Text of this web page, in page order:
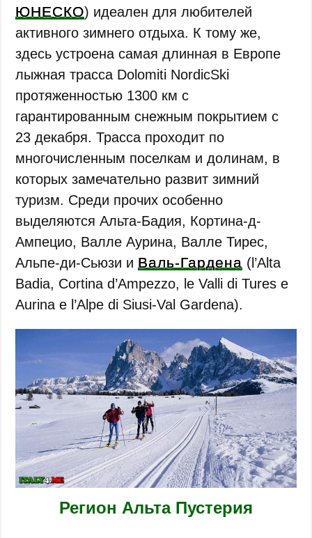
ЮНЕСКО) идеален для любителей
активного зимнего отдыха. К тому же,
здесь устроена самая длинная в Европе
лыжная трасса Dolomiti NordicSki
протяженностью 1300 км с
гарантированным снежным покрытием с
23 декабря. Трасса проходит по
многочисленным поселкам и долинам, в
которых замечательно развит зимний
туризм. Среди прочих особенно
выделяются Альта-Бадия, Кортина-д-
Ампецио, Валле Аурина, Валле Тирес,
Альпе-ди-Сьюзи и Валь-Гардена (l’Alta
Badia, Cortina d’Ampezzo, le Valli di Tures e
Aurina e l’Alpe di Siusi-Val Gardena).
Регион Альта Пустерия